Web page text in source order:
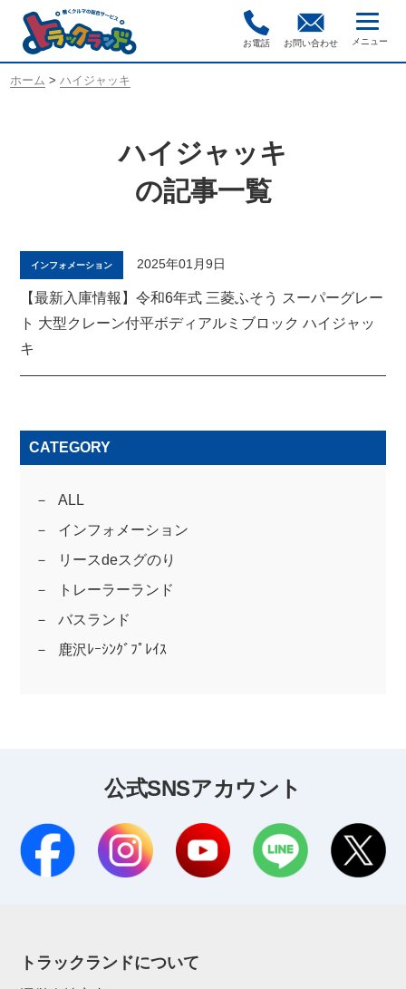
お電話 お問い合わせ
ホーム >ハイジャッキ
ハイジャッキ
の記事一覧
インフォメーション 2025年01月9日
【最新入庫情報】令和6年式 三菱ふそう スーパーグレー
ト 大型クレーン付平ボディアルミブロック ハイジャッ
キ
CATEGORY
ALL
インフォメーション
リースdeスグのり
トレーラーランド
バスランド
鹿沢ﾚｰｼﾝｸﾞﾌﾟﾚｲｽ
公式SNSアカウント
トラックランドについて